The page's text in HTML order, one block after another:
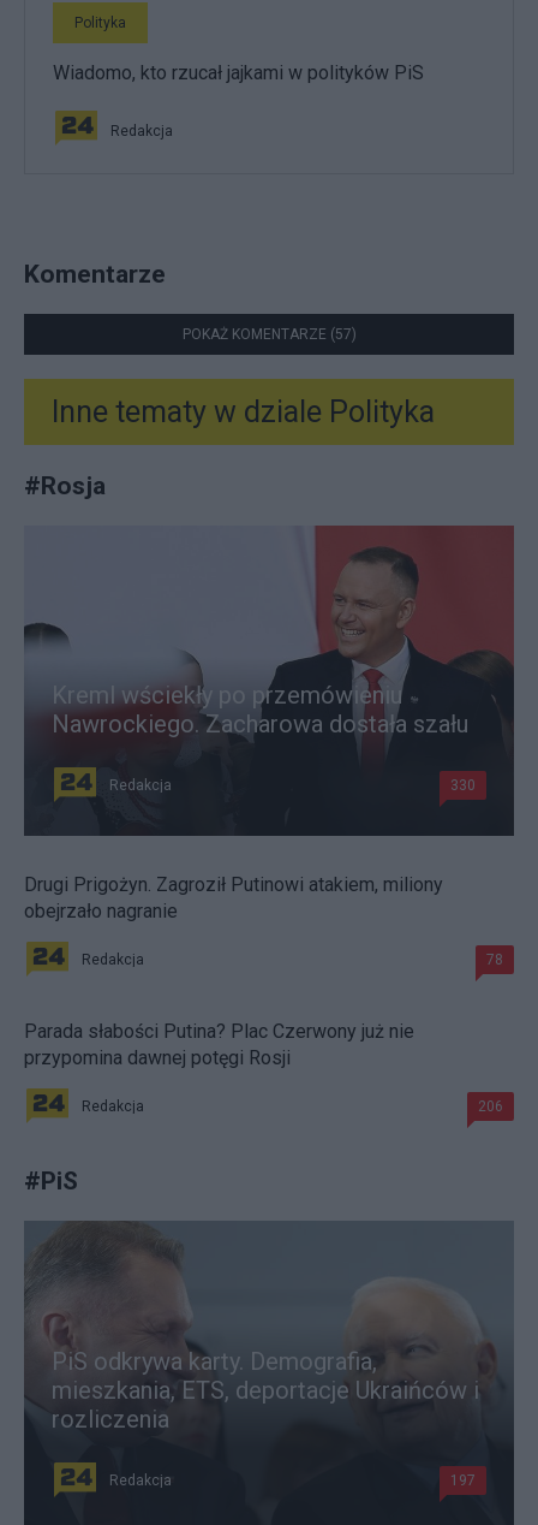
Polityka
Wiadomo, kto rzucał jajkami w polityków PiS
Redakcja
Komentarze
POKAŻ KOMENTARZE (57)
Inne tematy w dziale Polityka
#Rosja
Kreml wściekły po przemówieniu
Nawrockiego. Zacharowa dostała szału
Redakcja 330
Drugi Prigożyn. Zagroził Putinowi atakiem, miliony
obejrzało nagranie
Redakcja 78
Parada słabości Putina? Plac Czerwony już nie
przypomina dawnej potęgi Rosji
Redakcja 206
#PiS
PiS odkrywa karty. Demografia,
mieszkania, ETS, deportacje Ukraińców i
rozliczenia
Redakcja 197